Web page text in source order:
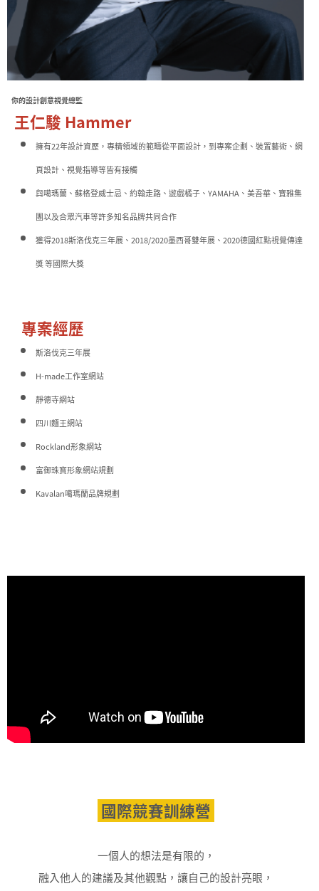
你的設計創意視覺總監
王仁駿 Hammer
擁有22年設計資歷，專精領域的範疇從平面設計，到專案企劃、裝置藝術、網
頁設計、視覺指導等皆有接觸
與噶瑪蘭、蘇格登威士忌、約翰走路、遊戲橘子、YAMAHA、美吾華、寶雅集
團以及合眾汽車等許多知名品牌共同合作
獲得2018斯洛伐克三年展、2018/2020墨西哥雙年展、2020德國紅點視覺傳達
獎 等國際大獎
專案經歷
斯洛伐克三年展
H-made工作室網站
靜德寺網站
四川麵王網站
Rockland形象網站
富御珠寳形象網站規劃
Kavalan噶瑪蘭品牌規劃
國際競賽訓練營
一個人的想法是有限的，
融入他人的建議及其他觀點，讓自己的設計亮眼，